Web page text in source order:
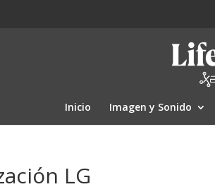
Inicio Imagen y Sonido
LG